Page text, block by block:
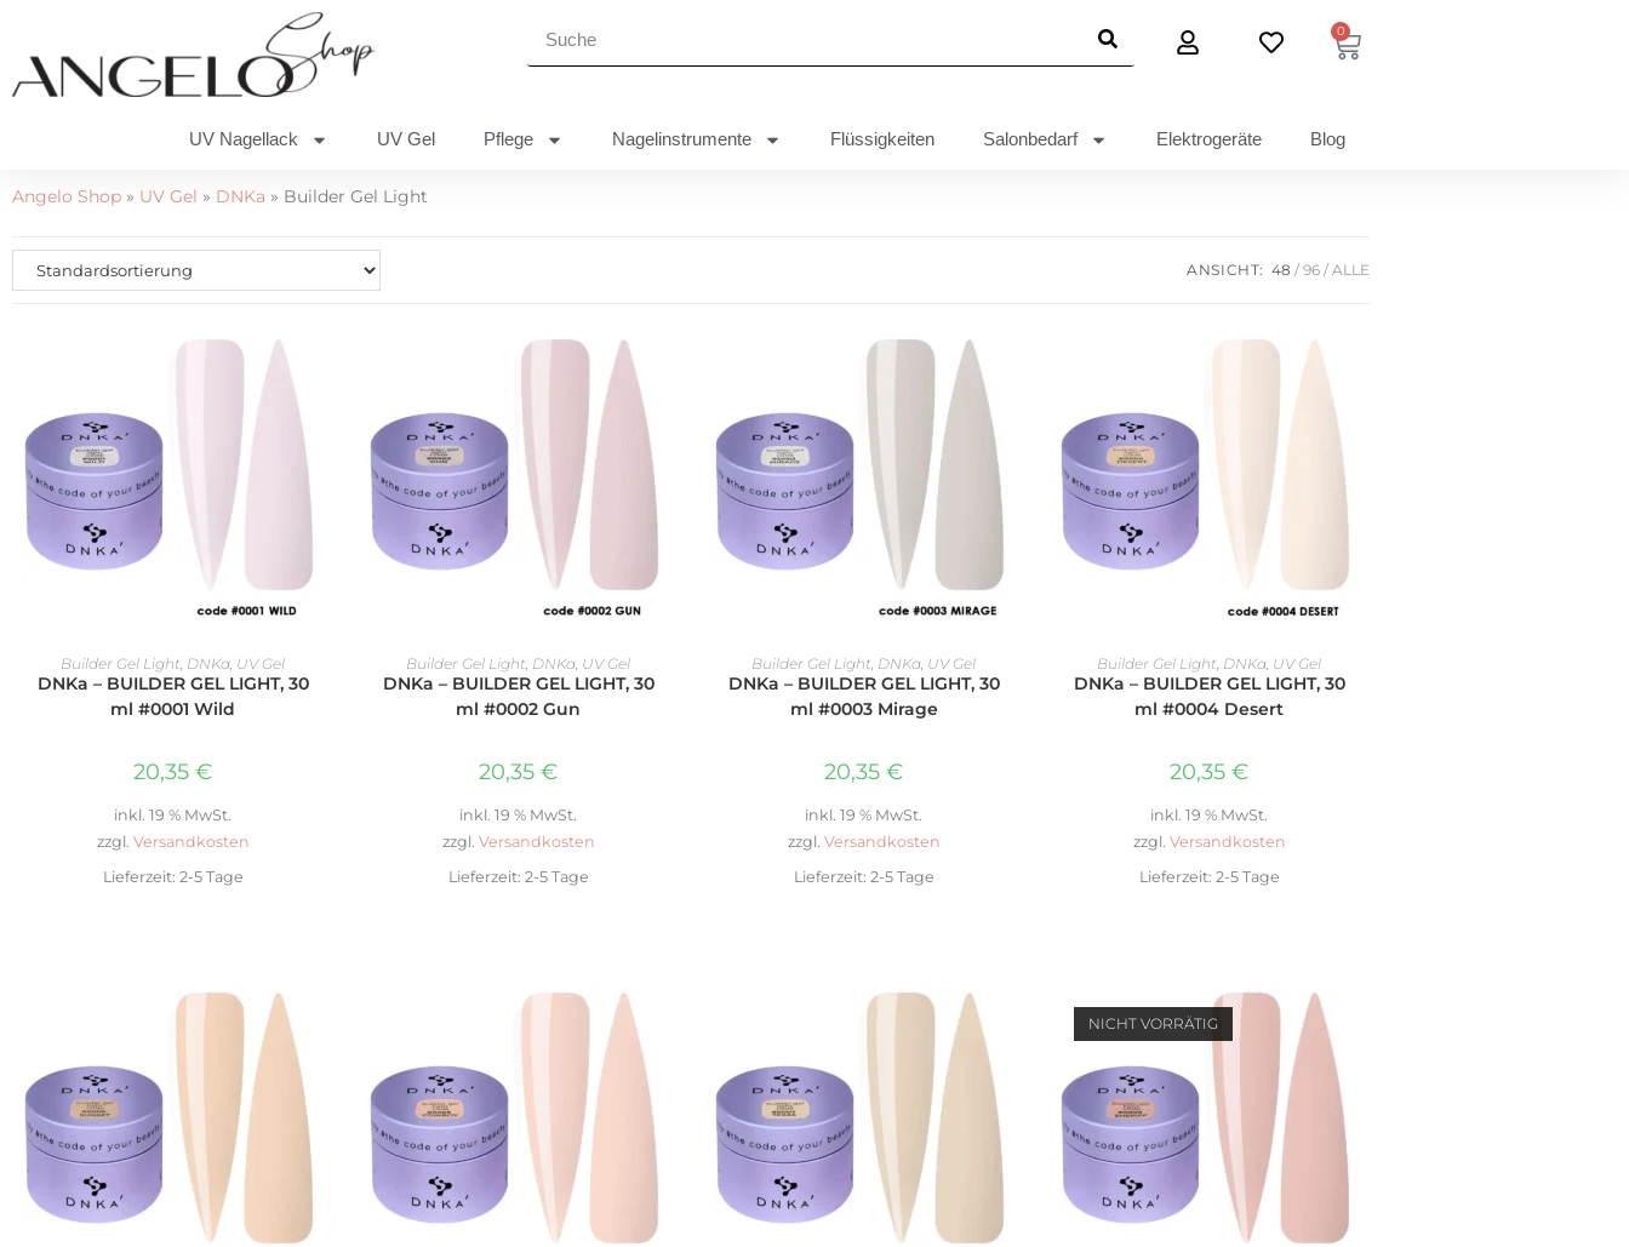
0
UV Nagellack UV Gel Pflege Nagelinstrumente Flüssigkeiten Salonbedarf Elektrogeräte Blog
Angelo Shop » UV Gel » DNKa » Builder Gel Light
ANSICHT: 48 96 ALLE
IN DEN WARENKORB
Builder Gel Light, DNKa, UV Gel
DNKa – BUILDER GEL LIGHT, 30
ml #0001 Wild
20,35 €
inkl. 19 % MwSt.
zzgl. Versandkosten
Lieferzeit: 2-5 Tage
IN DEN WARENKORB
Builder Gel Light, DNKa, UV Gel
DNKa – BUILDER GEL LIGHT, 30
ml #0002 Gun
20,35 €
inkl. 19 % MwSt.
zzgl. Versandkosten
Lieferzeit: 2-5 Tage
IN DEN WARENKORB
Builder Gel Light, DNKa, UV Gel
DNKa – BUILDER GEL LIGHT, 30
ml #0003 Mirage
20,35 €
inkl. 19 % MwSt.
zzgl. Versandkosten
Lieferzeit: 2-5 Tage
IN DEN WARENKORB
Builder Gel Light, DNKa, UV Gel
DNKa – BUILDER GEL LIGHT, 30
ml #0004 Desert
20,35 €
inkl. 19 % MwSt.
zzgl. Versandkosten
Lieferzeit: 2-5 Tage
NICHT VORRÄTIG